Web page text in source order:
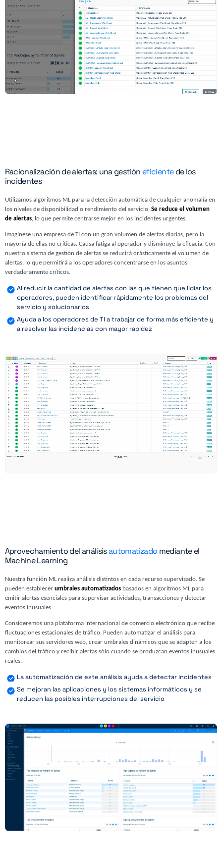
Racionalización de alertas: una gestión eficientede los
incidentes
Utilizamos algoritmos ML para la detección automática de cualquier anomalía en
los niveles de disponibilidad o rendimiento del servicio. Se reduce el volumen
de alertas, lo que permite centrarse mejor en los incidentes urgentes.
Imagínese una empresa de TI con un gran volumen de alertas diarias, pero la
mayoría de ellas no críticas. Causa fatiga al operador y disminuye la eficacia. Con
nuestro sistema de gestión de alertas se reducirá drásticamente el volumen de
alertas, lo que permitirá a los operadores concentrarse en los asuntos
verdaderamente críticos.
Al reducir la cantidad de alertas con las que tienen que lidiar los
operadores, pueden identificar rápidamente los problemas del
servicio y solucionarlos
Ayuda a los operadores de TI a trabajar de forma más eficiente y
a resolver las incidencias con mayor rapidez
Aprovechamiento del análisisautomatizado mediante el
Machine Learning
Nuestra función ML realiza análisis distintos en cada recurso supervisado. Se
pueden establecer umbrales automatizadosbasados en algoritmos ML para
emitir alertas esenciales para supervisar actividades, transacciones y detectar
eventos inusuales.
Consideremos una plataforma internacional de comercio electrónico que recibe
fluctuaciones estacionales de tráfico. Pueden automatizar el análisis para
monitorear sus servidores web, crear umbrales dinámicos que se adapten a los
cambios del tráfico y recibir alertas sólo cuando se produzcan eventos inusuales
reales.
La automatización de este análisis ayuda a detectar incidentes
Se mejoran las aplicaciones y los sistemas informáticos y se
reducen las posibles interrupciones del servicio